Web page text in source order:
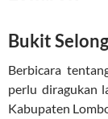
Bukit Selong
Berbicara
perlu diragukan
Kabupaten